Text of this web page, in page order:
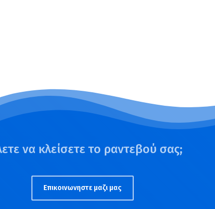
να κλείσετε το ραντεβού σας;
Επικοινωνηστε μαζι μας